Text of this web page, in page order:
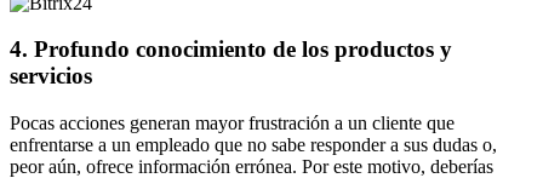
4. Profundo conocimiento de los productos y
servicios
Pocas acciones generan mayor frustración a un cliente que
enfrentarse a un empleado que no sabe responder a sus dudas o,
peor aún, ofrece información errónea. Por este motivo, deberías